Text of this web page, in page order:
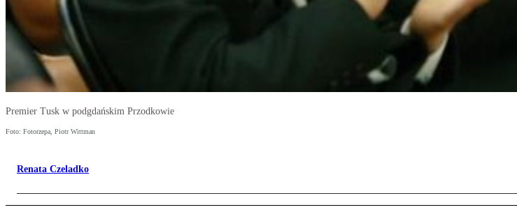
Premier Tusk w podgdańskim Przodkowie
Foto: Fotorzepa, Piotr Wittman
Renata Czeladko